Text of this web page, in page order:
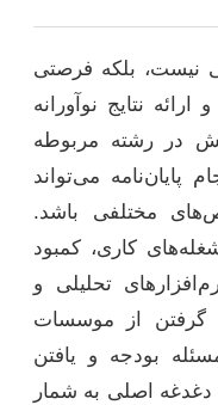
نیست، بلکه فرصتی
نتایج نوآورانه
در رشته مربوطه
پایان‌نامه می‌تواند
مختلفی باشد.
کاری، کمبود
تحلیلی و
گرفتن از موسسات
بودجه و یافتن
اصلی به شمار